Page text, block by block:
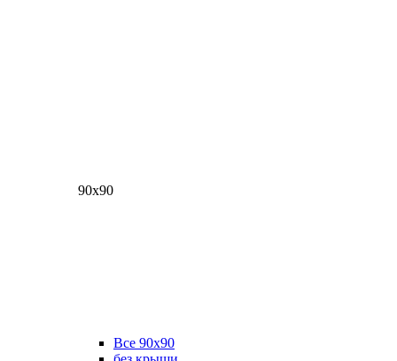
90х90
Все 90х90